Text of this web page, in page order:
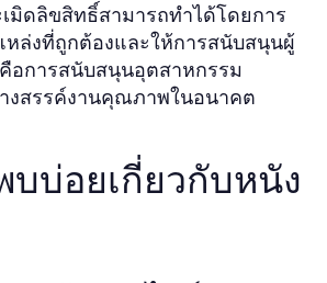
มิดลิขสิทธิ์สามารถทำได้โดยการ
หล่งที่ถูกต้องและให้การสนับสนุนผู้
อการสนับสนุนอุตสาหกรรม
งสรรค์งานคุณภาพในอนาคต
บ่อยเกี่ยวกับหนัง